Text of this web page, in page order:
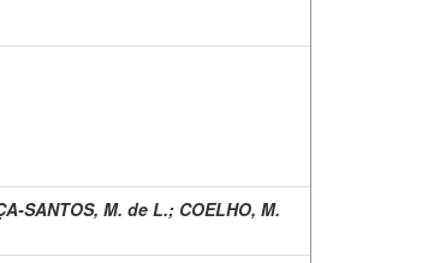
SANTOS, M. de L.; COELHO, M.